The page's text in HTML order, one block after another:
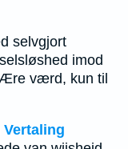
selvgjort
imod
værd, kun til
Vertaling